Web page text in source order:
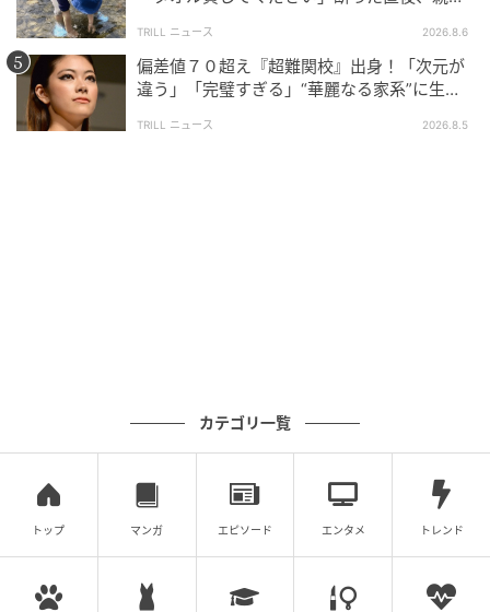
ゆうゆうtime
TRILL ニュース 2026.8.6
偏差値７０超え『超難関校』出身！「次元が
違う」「完璧すぎる」“華麗なる家系”に生ま
TRILL ニュース 2026.8.5
カテゴリ一覧
トップ マンガ エピソード エンタメ トレンド